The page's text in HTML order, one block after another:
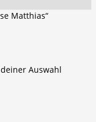
Matthias“
Auswahl